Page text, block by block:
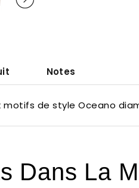
Notes
de style Oceano
Dans La